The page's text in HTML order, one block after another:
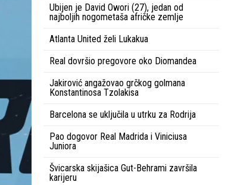
Ubijen je David Owori (27), jedan od
najboljih nogometaša afričke zemlje
Atlanta United želi Lukakua
Real dovršio pregovore oko Diomandea
Jakirović angažovao grčkog golmana
Konstantinosa Tzolakisa
Barcelona se uključila u utrku za Rodrija
Pao dogovor Real Madrida i Viniciusa
Juniora
Švicarska skijašica Gut-Behrami završila
karijeru